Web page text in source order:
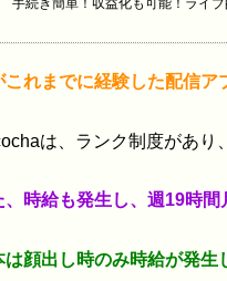
手続き簡単！収益化も可能！ライ
これまでに経験した配信
は、ランク制度があり
、時給も発生し、週19時間
は顔出し時のみ時給が発生